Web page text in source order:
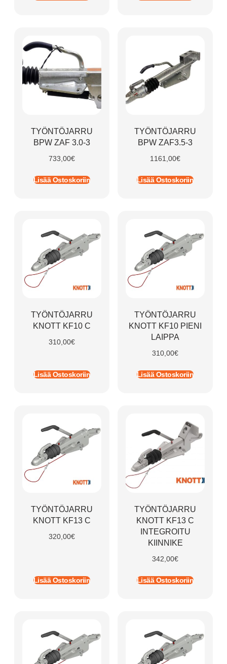
TYÖNTÖJARRU
BPW ZAF 3.0-3
733,00€
Lisää Ostoskoriin
TYÖNTÖJARRU
BPW ZAF3.5-3
1161,00€
Lisää Ostoskoriin
TYÖNTÖJARRU
KNOTT KF10 C
310,00€
Lisää Ostoskoriin
TYÖNTÖJARRU
KNOTT KF10 PIENI
LAIPPA
310,00€
Lisää Ostoskoriin
TYÖNTÖJARRU
KNOTT KF13 C
320,00€
Lisää Ostoskoriin
TYÖNTÖJARRU
KNOTT KF13 C
INTEGROITU
KIINNIKE
342,00€
Lisää Ostoskoriin